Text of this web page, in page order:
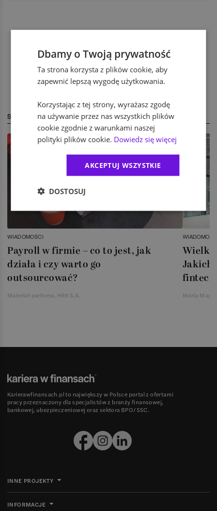
STREFA EKSPERTA
WIADOMOŚCI
Payroll w firmie – co to jest, jak
działa i czy warto go
outsourcować?
Materiał partnera, HRK S.A.
Jakich
Marta
Karierawfinansach.pl to największy w Polsce portal z ofertami
pracy przeznaczony dla specjalistów z branży finansowej,
bankowej, ubezpieczeniowej oraz sektora BPO/SSC.
INNE PROJEKTY
INFORMACJE
Dbamy o Twoją prywatność
Ta strona korzysta z plików cookie, aby
zapewnić lepszą wygodę użytkowania.
Korzystając z tej strony, wyrażasz zgodę
na używanie przez nas wszystkich plików
cookie zgodnie z warunkami naszej
polityki plików cookie. Dowiedz się więcej
AKCEPTUJ WSZYSTKIE
DOSTOSUJ